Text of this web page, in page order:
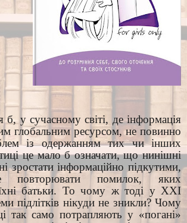
б, у сучасному світі, де інформація
глобальним ресурсом, не повинно
із одержанням тих чи інших
це мало б означати, що нинішні
зростати інформаційно підкутими,
помилок, яких
батьки. То чому ж тоді у XXI
підлітків нікуди не зникли? Чому
так само потрапляють у «погані»